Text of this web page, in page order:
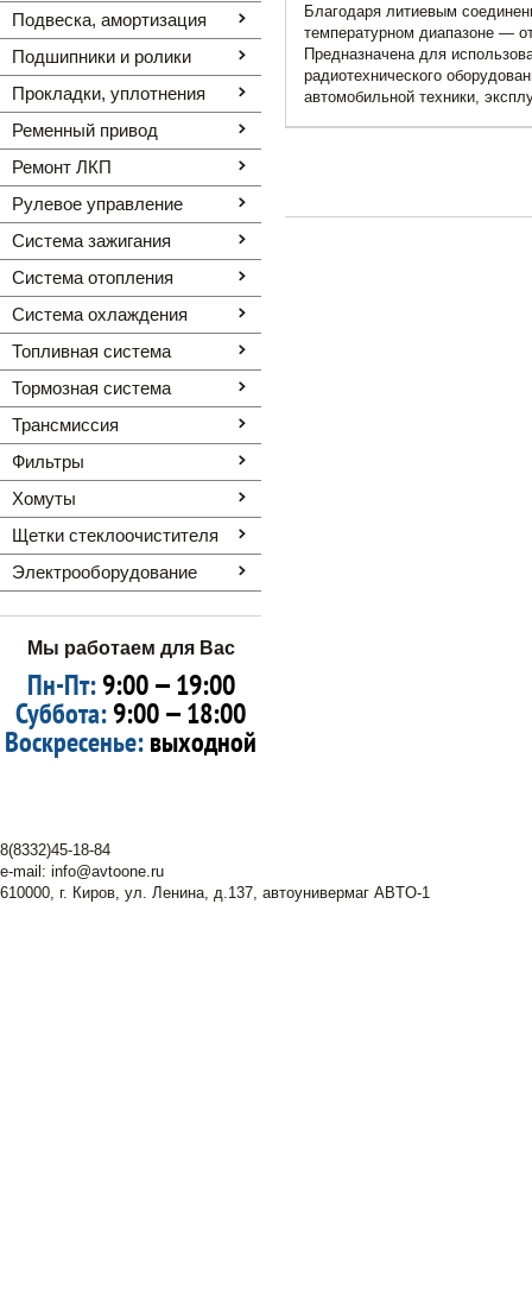
Подвеска, амортизация
Подшипники и ролики
Прокладки, уплотнения
Ременный привод
Ремонт ЛКП
Рулевое управление
Система зажигания
Система отопления
Система охлаждения
Топливная система
Тормозная система
Трансмиссия
Фильтры
Хомуты
Щетки стеклоочистителя
Электрооборудование
Мы работаем для Вас
Пн-Пт:9:00 — 19:00
Суббота:9:00 — 18:00
Воскресенье:выходной
Благодаря литиевым
температурном диапазоне —
Предназначена для
радиотехнического
автомобильной техники,
8(8332)45-18-84
e-mail: info@avtoone.ru
610000, г. Киров, ул. Ленина, д.137, автоунивермаг ABTO-1